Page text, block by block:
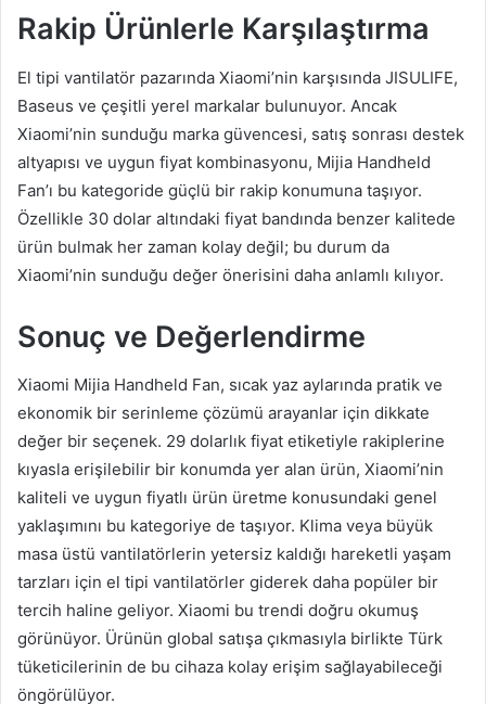
Rakip Ürünlerle Karşılaştırma
El tipi vantilatör pazarında Xiaomi’nin karşısında JISULIFE,
Baseus ve çeşitli yerel markalar bulunuyor. Ancak
Xiaomi’nin sunduğu marka güvencesi, satış sonrası destek
altyapısı ve uygun fiyat kombinasyonu, Mijia Handheld
Fan’ı bu kategoride güçlü bir rakip konumuna taşıyor.
Özellikle 30 dolar altındaki fiyat bandında benzer kalitede
ürün bulmak her zaman kolay değil; bu durum da
Xiaomi’nin sunduğu değer önerisini daha anlamlı kılıyor.
Sonuç ve Değerlendirme
Xiaomi Mijia Handheld Fan, sıcak yaz aylarında pratik ve
ekonomik bir serinleme çözümü arayanlar için dikkate
değer bir seçenek. 29 dolarlık fiyat etiketiyle rakiplerine
kıyasla erişilebilir bir konumda yer alan ürün, Xiaomi’nin
kaliteli ve uygun fiyatlı ürün üretme konusundaki genel
yaklaşımını bu kategoriye de taşıyor. Klima veya büyük
masa üstü vantilatörlerin yetersiz kaldığı hareketli yaşam
tarzları için el tipi vantilatörler giderek daha popüler bir
tercih haline geliyor. Xiaomi bu trendi doğru okumuş
görünüyor. Ürünün global satışa çıkmasıyla birlikte Türk
tüketicilerinin de bu cihaza kolay erişim sağlayabileceği
öngörülüyor.